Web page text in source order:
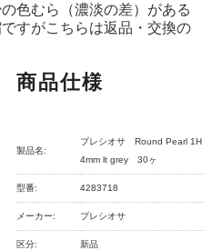
色むら（濃淡の差）がある
すがこちらは返品・交換の
商品仕様
製品名:
プレシオサ Round Pearl 1H
4mm lt grey 30ヶ
型番: 4283718
メーカー: プレシオサ
区分: 新品